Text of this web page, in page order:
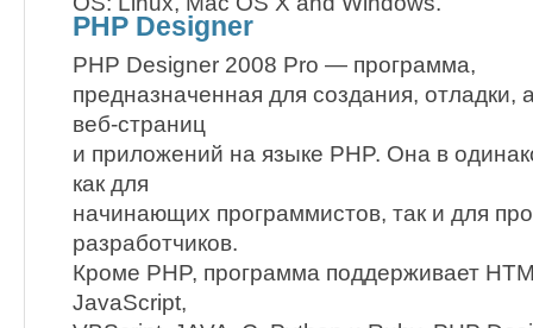
PHP Designer
PHP Designer 2008 Pro — программа,
предназначенная для создания, отладки,
веб-страниц
и приложений на языке PHP. Она в
как для
начинающих программистов, так и для
разработчиков.
Кроме PHP, программа поддерживает
JavaScript,